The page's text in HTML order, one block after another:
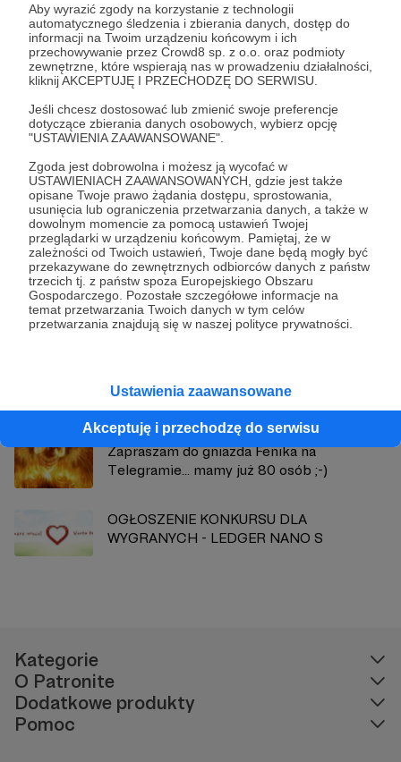
Aby wyrazić zgody na korzystanie z technologii
automatycznego śledzenia i zbierania danych, dostęp do
informacji na Twoim urządzeniu końcowym i ich
przechowywanie przez Crowd8 sp. z o.o. oraz podmioty
zewnętrzne, które wspierają nas w prowadzeniu działalności,
kliknij AKCEPTUJĘ I PRZECHODZĘ DO SERWISU.
Jeśli chcesz dostosować lub zmienić swoje preferencje
dotyczące zbierania danych osobowych, wybierz opcję
"USTAWIENIA ZAAWANSOWANE".
Zgoda jest dobrowolna i możesz ją wycofać w
USTAWIENIACH ZAAWANSOWANYCH, gdzie jest także
opisane Twoje prawo żądania dostępu, sprostowania,
usunięcia lub ograniczenia przetwarzania danych, a także w
dowolnym momencie za pomocą ustawień Twojej
przeglądarki w urządzeniu końcowym. Pamiętaj, że w
zależności od Twoich ustawień, Twoje dane będą mogły być
przekazywane do zewnętrznych odbiorców danych z państw
trzecich tj. z państw spoza Europejskiego Obszaru
Gospodarczego. Pozostałe szczegółowe informacje na
temat przetwarzania Twoich danych w tym celów
przetwarzania znajdują się w naszej polityce prywatności.
Ustawienia zaawansowane
Akceptuję i przechodzę do serwisu
Zaloguj się
Udostępnij
Bitcoin Feniks
Zobacz profil autora
Zobacz również
ŁUKASZ ZYSKOWSKI OTRZYMAŁ 500ZŁ
W PIERWSZEJ AKCJI "DOBRO WRACA"
Zapraszam do gniazda Fenika na
Telegramie... mamy już 80 osób ;-)
OGŁOSZENIE KONKURSU DLA
WYGRANYCH - LEDGER NANO S
Kategorie
O Patronite
Dodatkowe produkty
Pomoc